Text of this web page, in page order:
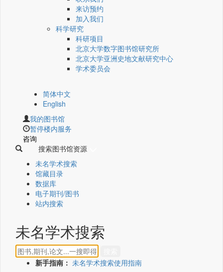
来访预约
加入我们
科学研究
科研项目
北京大学数字图书馆研究所
北京大学亚洲史地文献研究中心
学术委员会
简体中文
English
我的图书馆
暂停楼内服务
咨询
搜索图书馆资源
未名学术搜索
馆藏目录
数据库
电子期刊/图书
站内搜索
未名学术搜索
新手指南： 未名学术搜索使用指南